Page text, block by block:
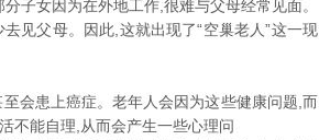
子女因为在外地工作,很难与父母经常见面。
见父母。因此,这就出现了“空巢老人”这一现
会患上癌症。老年人会因为这些健康问题,而
不能自理,从而会产生一些心理问